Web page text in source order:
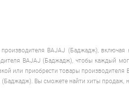
техника Станки
BAJAJ (Баджадж),
BAJAJ (Баджадж), чтобы каждый
или приобрести товары
Вы сможете найти хиты продаж,